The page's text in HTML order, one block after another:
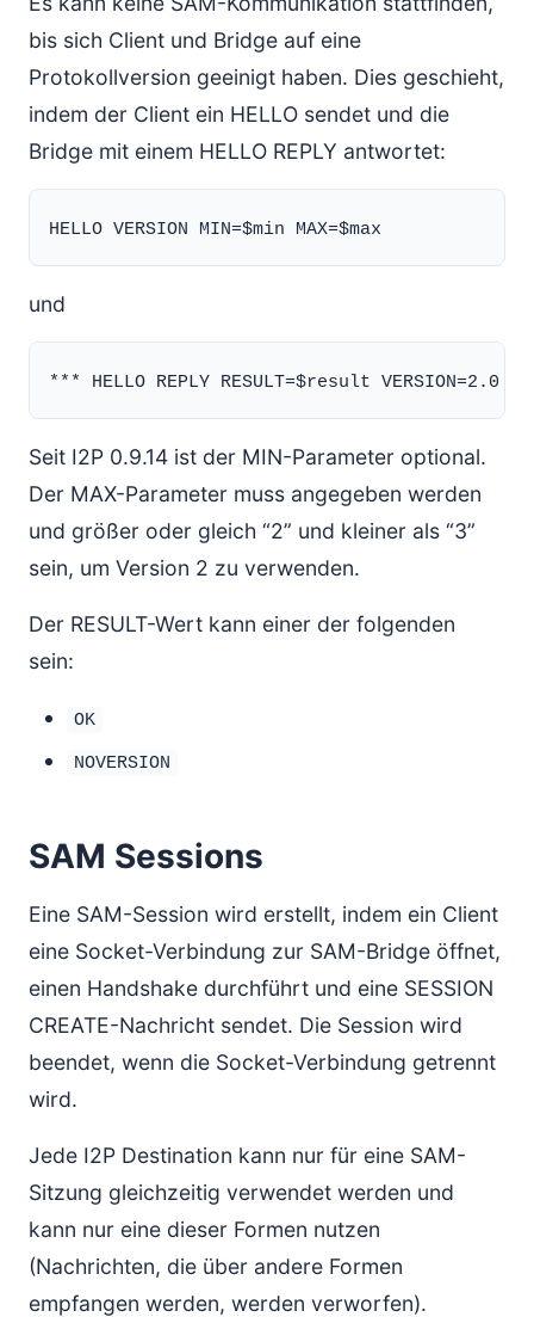
bis sich Client und Bridge auf eine
Protokollversion geeinigt haben. Dies geschieht,
indem der Client ein HELLO sendet und die
Bridge mit einem HELLO REPLY antwortet:
und
Seit I2P 0.9.14 ist der MIN-Parameter optional.
Der MAX-Parameter muss angegeben werden
und größer oder gleich “2” und kleiner als “3”
sein, um Version 2 zu verwenden.
Der RESULT-Wert kann einer der folgenden
sein:
OK
NOVERSION
SAM Sessions
Eine SAM-Session wird erstellt, indem ein Client
eine Socket-Verbindung zur SAM-Bridge öffnet,
einen Handshake durchführt und eine SESSION
CREATE-Nachricht sendet. Die Session wird
beendet, wenn die Socket-Verbindung getrennt
wird.
Jede I2P Destination kann nur für eine SAM-
Sitzung gleichzeitig verwendet werden und
kann nur eine dieser Formen nutzen
(Nachrichten, die über andere Formen
empfangen werden, werden verworfen).